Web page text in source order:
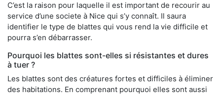
C’est la raison pour laquelle il est important de recourir au
service d’une societe à Nice qui s’y connaît. Il saura
identifier le type de blattes qui vous rend la vie difficile et
pourra s’en débarrasser.
Pourquoi les blattes sont-elles si résistantes et dures
à tuer ?
Les blattes sont des créatures fortes et difficiles à éliminer
des habitations. En comprenant pourquoi elles sont aussi